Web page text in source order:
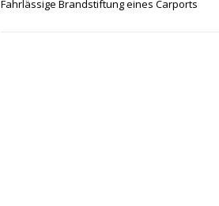
Fahrlässige Brandstiftung eines Carports